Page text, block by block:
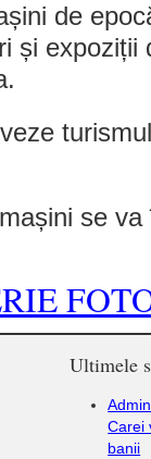
de
și expoziții
se
Ultimele
Carei
banii